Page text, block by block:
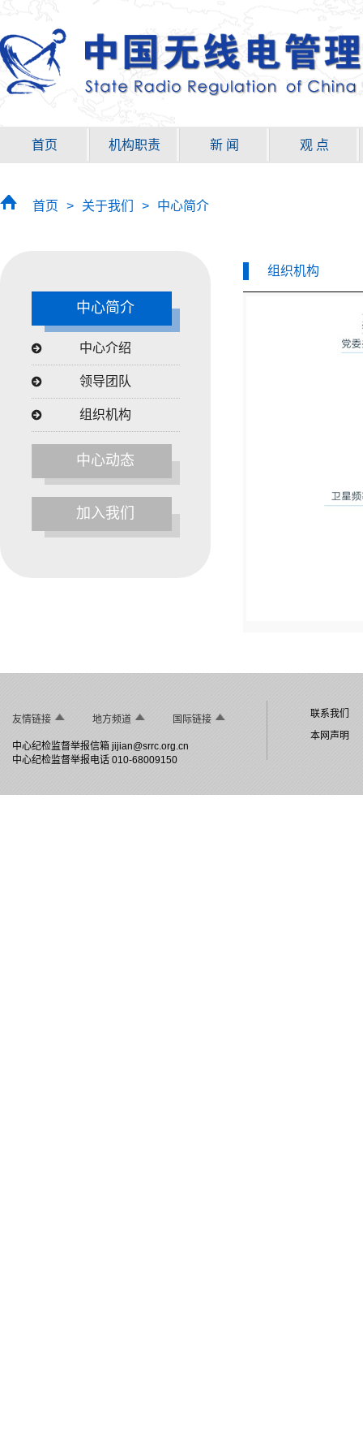
首页 机构职责 新 闻 观 点
首页 > 关于我们 > 中心简介
中心简介
中心介绍
领导团队
组织机构
中心动态
加入我们
组织机构
友情链接 地方频道 国际链接
中心纪检监督举报信箱 jijian@srrc.org.cn
中心纪检监督举报电话 010-68009150
联系我们
本网声明